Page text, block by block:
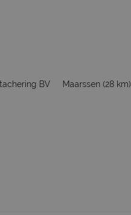
BV Maarssen (28 km)